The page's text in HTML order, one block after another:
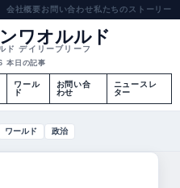
会社概要お問い合わせ私たちのストーリー
ワオルルド
ド デイリーブリーフ
本日の記事
ワール
ド
お問い合
わせ
ニュースレ
ター
ワールド 政治